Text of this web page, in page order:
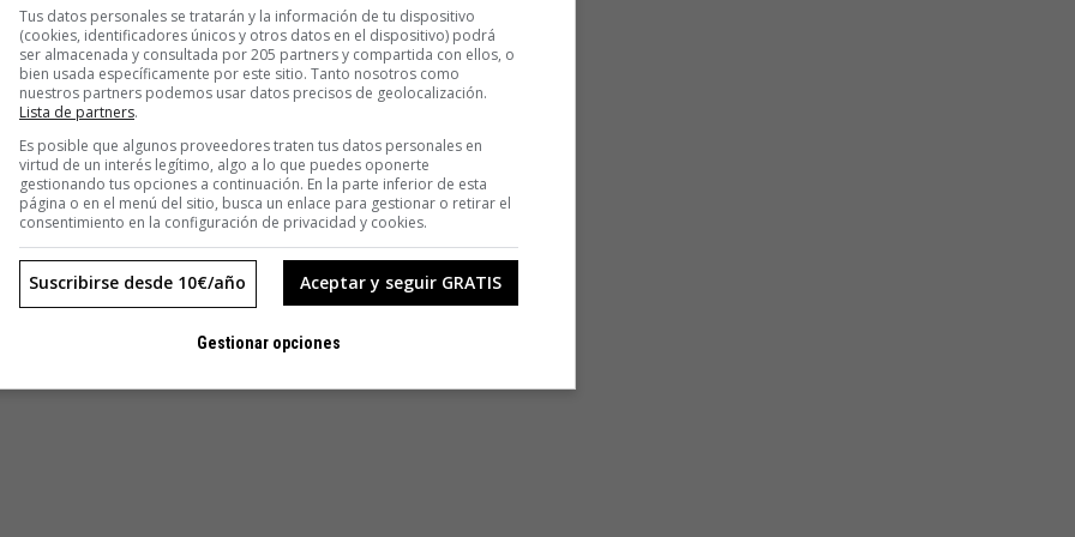
Duggan, está haciendo un buen trabajo. Sin embargo,
era una escombrera. Así es como está reviviendo Detroit.
Tus datos personales se tratarán y la información de tu dispositivo
(cookies, identificadores únicos y otros datos en el dispositivo) podrá
ser almacenada y consultada por 205 partners y compartida con ellos, o
bien usada específicamente por este sitio. Tanto nosotros como
nuestros partners podemos usar datos precisos de geolocalización.
Lista de partners.
Es posible que algunos proveedores traten tus datos personales en
virtud de un interés legítimo, algo a lo que puedes oponerte
gestionando tus opciones a continuación. En la parte inferior de esta
página o en el menú del sitio, busca un enlace para gestionar o retirar el
consentimiento en la configuración de privacidad y cookies.
Aceptar y seguir GRATIS
Suscribirse desde 10€/año
Gestionar opciones